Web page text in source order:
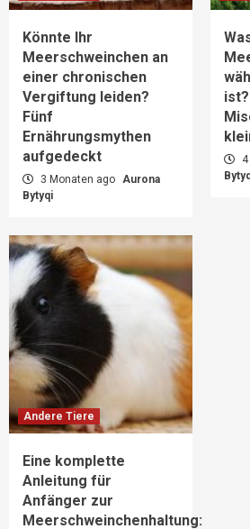
Könnte Ihr
Meerschweinchen an
einer chronischen
Vergiftung leiden?
Fünf
Ernährungsmythen
aufgedeckt
3 Monaten ago Aurona
Bytyqi
Andere Tiere
Eine komplette
Anleitung für
Anfänger zur
Meerschweinchenhaltung: